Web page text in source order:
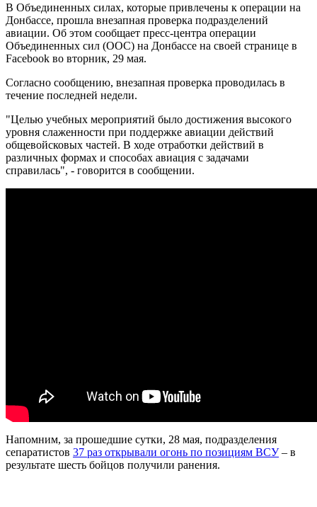
В Объединенных силах, которые привлечены к операции на
Донбассе, прошла внезапная проверка подразделений
авиации. Об этом сообщает пресс-центра операции
Объединенных сил (ООС) на Донбассе на своей странице в
Facebook во вторник, 29 мая.
Согласно сообщению, внезапная проверка проводилась в
течение последней недели.
"Целью учебных мероприятий было достижения высокого
уровня слаженности при поддержке авиации действий
общевойсковых частей. В ходе отработки действий в
различных формах и способах авиация с задачами
справилась", - говорится в сообщении.
Напомним, за прошедшие сутки, 28 мая, подразделения
сепаратистов 37 раз открывали огонь по позициям ВСУ– в
результате шесть бойцов получили ранения.